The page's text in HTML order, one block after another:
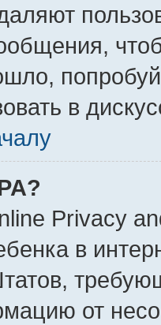
в
Privacy
в
от